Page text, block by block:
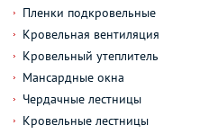
Пленки подкровельные
Кровельная вентиляция
Кровельный утеплитель
Мансардные окна
Чердачные лестницы
Кровельные лестницы